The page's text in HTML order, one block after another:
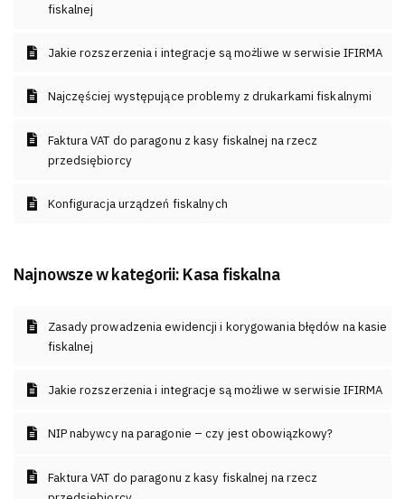
fiskalnej
Jakie rozszerzenia i integracje są możliwe w serwisie IFIRMA
Najczęściej występujące problemy z drukarkami fiskalnymi
Faktura VAT do paragonu z kasy fiskalnej na rzecz
przedsiębiorcy
Konfiguracja urządzeń fiskalnych
Najnowsze w kategorii: Kasa fiskalna
Zasady prowadzenia ewidencji i korygowania błędów na kasie
fiskalnej
Jakie rozszerzenia i integracje są możliwe w serwisie IFIRMA
NIP nabywcy na paragonie – czy jest obowiązkowy?
Faktura VAT do paragonu z kasy fiskalnej na rzecz